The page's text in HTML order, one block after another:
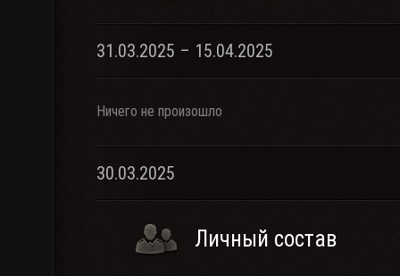
31.03.2025 – 15.04.2025
Ничего не произошло
30.03.2025
Личный состав